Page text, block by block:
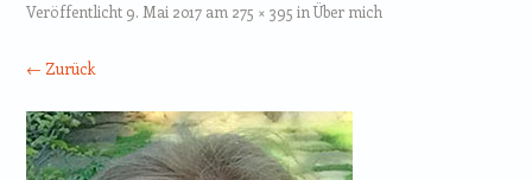
Veröffentlicht 9. Mai 2017am 275 × 395 in Über mich
← Zurück